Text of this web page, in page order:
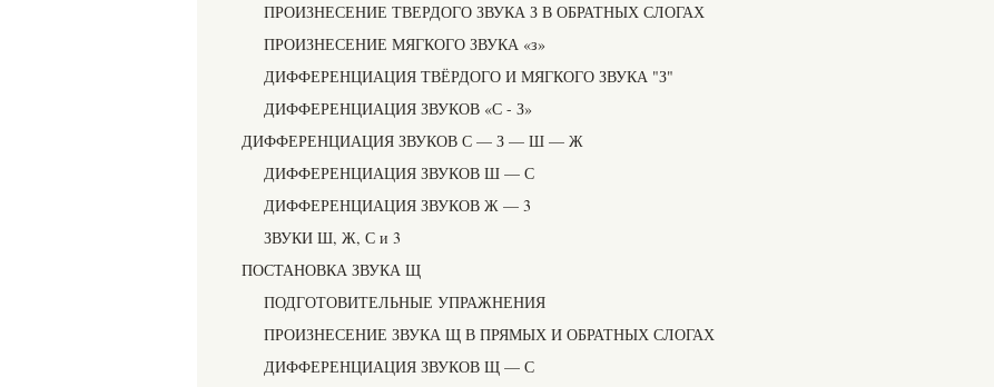
ПРОИЗНЕСЕНИЕ ТВЕРДОГО ЗВУКА З В ОБРАТНЫХ СЛОГАХ
ПРОИЗНЕСЕНИЕ МЯГКОГО ЗВУКА «з»
ДИФФЕРЕНЦИАЦИЯ ТВЁРДОГО И МЯГКОГО ЗВУКА "З"
ДИФФЕРЕНЦИАЦИЯ ЗВУКОВ «С - З»
ДИФФЕРЕНЦИАЦИЯ ЗВУКОВ С — З — Ш — Ж
ДИФФЕРЕНЦИАЦИЯ ЗВУКОВ Ш — С
ДИФФЕРЕНЦИАЦИЯ ЗВУКОВ Ж — 3
ЗВУКИ Ш, Ж, С и 3
ПОСТАНОВКА ЗВУКА Щ
ПОДГОТОВИТЕЛЬНЫЕ УПРАЖНЕНИЯ
ПРОИЗНЕСЕНИЕ ЗВУКА Щ В ПРЯМЫХ И ОБРАТНЫХ СЛОГАХ
ДИФФЕРЕНЦИАЦИЯ ЗВУКОВ Щ — С